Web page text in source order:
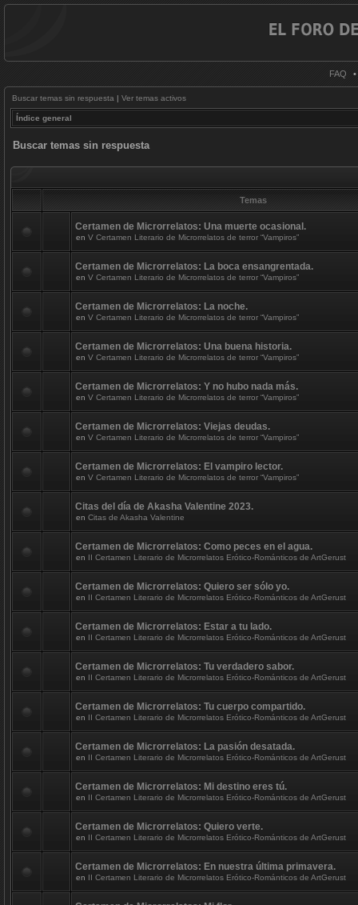
FAQ •
Buscar temas sin respuesta | Ver temas activos
Índice general
Buscar temas sin respuesta
Temas
Certamen de Microrrelatos: Una muerte ocasional.
en V Certamen Literario de Microrrelatos de terror “Vampiros”
Certamen de Microrrelatos: La boca ensangrentada.
en V Certamen Literario de Microrrelatos de terror “Vampiros”
Certamen de Microrrelatos: La noche.
en V Certamen Literario de Microrrelatos de terror “Vampiros”
Certamen de Microrrelatos: Una buena historia.
en V Certamen Literario de Microrrelatos de terror “Vampiros”
Certamen de Microrrelatos: Y no hubo nada más.
en V Certamen Literario de Microrrelatos de terror “Vampiros”
Certamen de Microrrelatos: Viejas deudas.
en V Certamen Literario de Microrrelatos de terror “Vampiros”
Certamen de Microrrelatos: El vampiro lector.
en V Certamen Literario de Microrrelatos de terror “Vampiros”
Citas del día de Akasha Valentine 2023.
en Citas de Akasha Valentine
Certamen de Microrrelatos: Como peces en el agua.
en II Certamen Literario de Microrrelatos Erótico-Románticos de ArtGerust
Certamen de Microrrelatos: Quiero ser sólo yo.
en II Certamen Literario de Microrrelatos Erótico-Románticos de ArtGerust
Certamen de Microrrelatos: Estar a tu lado.
en II Certamen Literario de Microrrelatos Erótico-Románticos de ArtGerust
Certamen de Microrrelatos: Tu verdadero sabor.
en II Certamen Literario de Microrrelatos Erótico-Románticos de ArtGerust
Certamen de Microrrelatos: Tu cuerpo compartido.
en II Certamen Literario de Microrrelatos Erótico-Románticos de ArtGerust
Certamen de Microrrelatos: La pasión desatada.
en II Certamen Literario de Microrrelatos Erótico-Románticos de ArtGerust
Certamen de Microrrelatos: Mi destino eres tú.
en II Certamen Literario de Microrrelatos Erótico-Románticos de ArtGerust
Certamen de Microrrelatos: Quiero verte.
en II Certamen Literario de Microrrelatos Erótico-Románticos de ArtGerust
Certamen de Microrrelatos: En nuestra última primavera.
en II Certamen Literario de Microrrelatos Erótico-Románticos de ArtGerust